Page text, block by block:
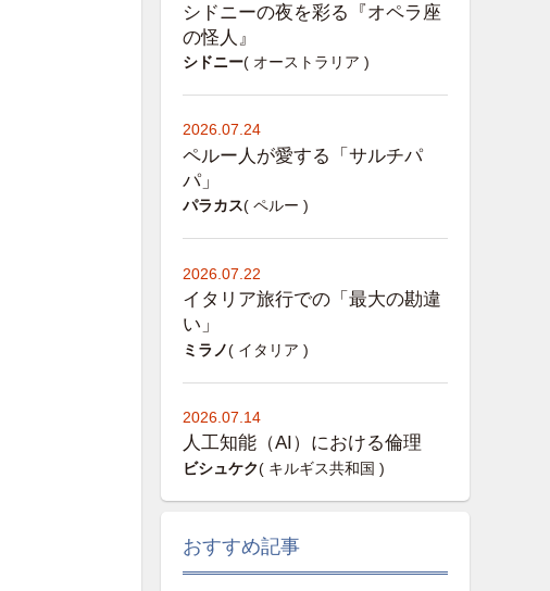
シドニーの夜を彩る『オペラ座
の怪人』
シドニー( オーストラリア )
2026.07.24
ペルー人が愛する「サルチパ
パ」
パラカス( ペルー )
2026.07.22
イタリア旅行での「最大の勘違
い」
ミラノ( イタリア )
2026.07.14
人工知能（AI）における倫理
ビシュケク( キルギス共和国 )
おすすめ記事